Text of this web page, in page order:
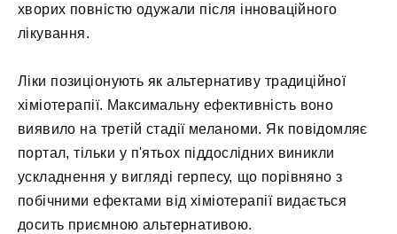
хворих повністю одужали після інноваційного
лікування.
Ліки позиціонують як альтернативу традиційної
хіміотерапії. Максимальну ефективність воно
виявило на третій стадії меланоми. Як повідомляє
портал, тільки у п'ятьох піддослідних виникли
ускладнення у вигляді герпесу, що порівняно з
побічними ефектами від хіміотерапії видається
досить приємною альтернативою.